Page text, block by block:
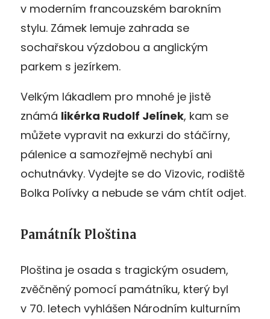
v moderním francouzském barokním
stylu. Zámek lemuje zahrada se
sochařskou výzdobou a anglickým
parkem s jezírkem.
Velkým lákadlem pro mnohé je jistě
známá likérka Rudolf Jelínek, kam se
můžete vypravit na exkurzi do stáčírny,
pálenice a samozřejmě nechybí ani
ochutnávky. Vydejte se do Vizovic, rodiště
Bolka Polívky a nebude se vám chtít odjet.
Památník Ploština
Ploština je osada s tragickým osudem,
zvěčněný pomocí památníku, který byl
v 70. letech vyhlášen Národním kulturním